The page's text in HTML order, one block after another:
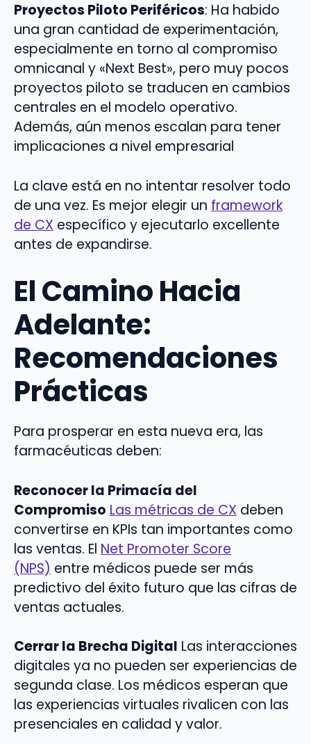
Proyectos Piloto Periféricos: Ha habido
una gran cantidad de experimentación,
especialmente en torno al compromiso
omnicanal y «Next Best», pero muy pocos
proyectos piloto se traducen en cambios
centrales en el modelo operativo.
Además, aún menos escalan para tener
implicaciones a nivel empresarial
La clave está en no intentar resolver todo
de una vez. Es mejor elegir un framework
de CX específico y ejecutarlo excellente
antes de expandirse.
El Camino Hacia
Adelante:
Recomendaciones
Prácticas
Para prosperar en esta nueva era, las
farmacéuticas deben:
Reconocer la Primacía del
Compromiso Las métricas de CX deben
convertirse en KPIs tan importantes como
las ventas. El Net Promoter Score
(NPS) entre médicos puede ser más
predictivo del éxito futuro que las cifras de
ventas actuales.
Cerrar la Brecha Digital Las interacciones
digitales ya no pueden ser experiencias de
segunda clase. Los médicos esperan que
las experiencias virtuales rivalicen con las
presenciales en calidad y valor.